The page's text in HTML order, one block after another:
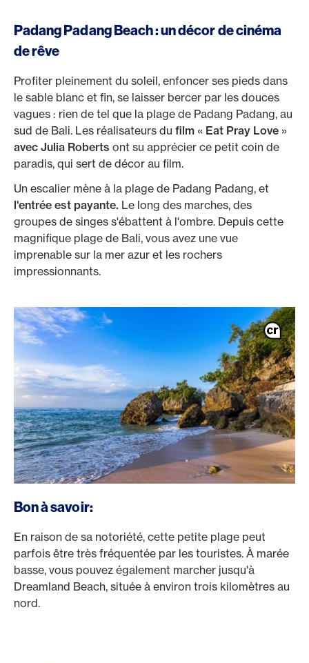
Padang Padang Beach : un décor de cinéma
de rêve
Profiter pleinement du soleil, enfoncer ses pieds dans
le sable blanc et fin, se laisser bercer par les douces
vagues : rien de tel que la plage de Padang Padang, au
sud de Bali. Les réalisateurs du film « Eat Pray Love »
avec Julia Roberts ont su apprécier ce petit coin de
paradis, qui sert de décor au film.
Un escalier mène à la plage de Padang Padang, et
l'entrée est payante. Le long des marches, des
groupes de singes s'ébattent à l'ombre. Depuis cette
magnifique plage de Bali, vous avez une vue
imprenable sur la mer azur et les rochers
impressionnants.
Bon à savoir:
En raison de sa notoriété, cette petite plage peut
parfois être très fréquentée par les touristes. À marée
basse, vous pouvez également marcher jusqu'à
Dreamland Beach, située à environ trois kilomètres au
nord.